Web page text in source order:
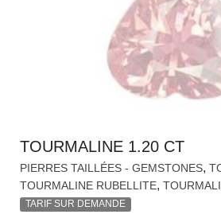
TOURMALINE 1.20 CT
PIERRES TAILLÉES - GEMSTONES,
TOURMALINE RUBELLITE,
TARIF SUR DEMANDE